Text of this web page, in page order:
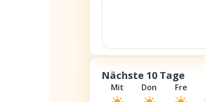
Nächste 10 Tage
Mit Don Fre